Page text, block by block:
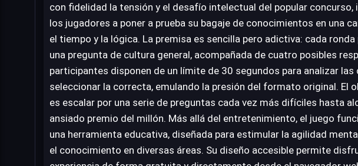
con fidelidad la tensión y el desafío intelectual del popular concurso,
los jugadores a poner a prueba su bagaje de conocimientos en una
el tiempo y la lógica. La premisa es sencilla pero adictiva: cada ronda
una pregunta de cultura general, acompañada de cuatro posibles
participantes disponen de un límite de 30 segundos para analizar las
seleccionar la correcta, emulando la presión del formato original. El
es escalar por una serie de preguntas cada vez más difíciles hasta
ansiado premio del millón. Más allá del entretenimiento, el juego
una herramienta educativa, diseñada para estimular la agilidad
el conocimiento en diversas áreas. Su diseño accesible permite